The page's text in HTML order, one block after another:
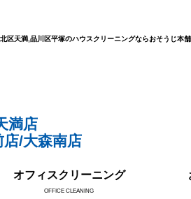
天満,品川区平塚のハウスクリーニングならおそうじ本
満店
店/大森南店
オフィスクリーニング
OFFICE CLEANING